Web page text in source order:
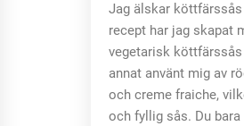
Jag älskar
recept har jag skapat
vegetarisk köttfärssås
annat använt mig av
och creme fraiche,
och fyllig sås. Du